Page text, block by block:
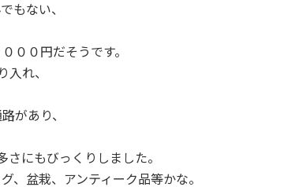
もない、
００円だそうです。
れ、
があり、
にもびっくりしました。
、盆栽、アンティーク品等かな。